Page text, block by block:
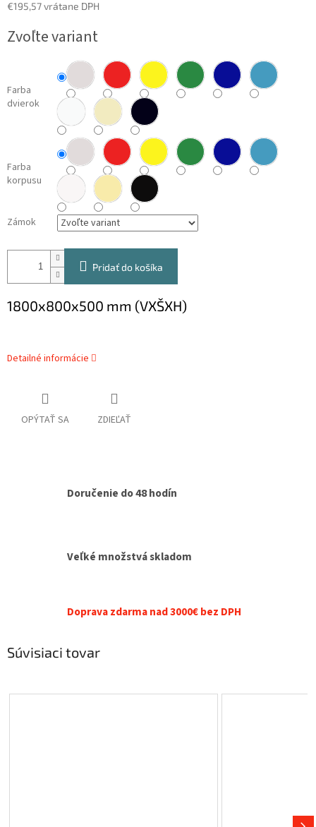
€195,57 vrátane DPH
cena:
Zvoľte variant
Farba
dvierok
Farba
korpusu
Zámok
Pridať do košíka
1800x800x500 mm (VXŠXH)
Detailné informácie
OPÝTAŤ SA ZDIEĽAŤ
Doručenie do 48 hodín
Veľké množstvá skladom
Doprava zdarma nad 3000€ bez DPH
Súvisiaci tovar